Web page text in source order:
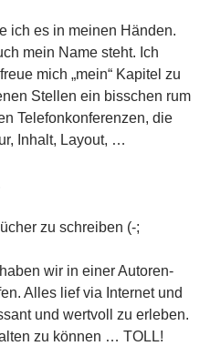
ich es in meinen Händen.
mein Name steht. Ich
mich „mein“ Kapitel zu
Stellen ein bisschen rum
Telefonkonferenzen, die
Inhalt, Layout, …
zu schreiben (-;
wir in einer Autoren-
Alles lief via Internet und
und wertvoll zu erleben.
zu können … TOLL!